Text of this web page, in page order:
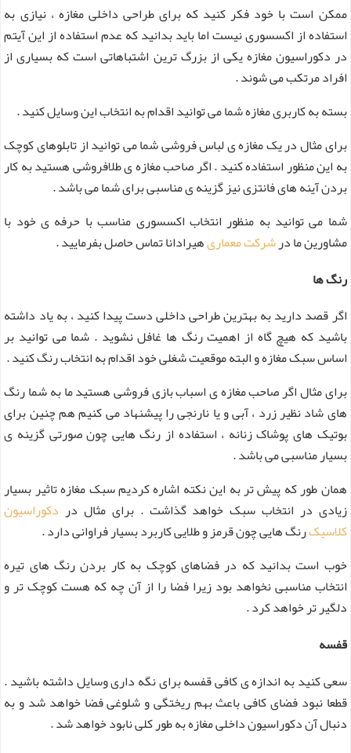
ممکن است با خود فکر کنید که برای طراحی داخلی مغازه ، نیازی به
استفاده از اکسسوری نیست اما باید بدانید که عدم استفاده از این آیتم
در دکوراسیون مغازه یکی از بزرگ ترین اشتباهاتی است که بسیاری از
افراد مرتکب می شوند .
بسته به کاربری مغازه شما می توانید اقدام به انتخاب این وسایل کنید .
برای مثال در یک مغازه ی لباس فروشی شما می توانید از تابلوهای کوچک
به این منظور استفاده کنید . اگر صاحب مغازه ی طلافروشی هستید به کار
بردن آینه های فانتزی نیز گزینه ی مناسبی برای شما می باشد .
شما می توانید به منظور انتخاب اکسسوری مناسب با حرفه ی خود با
مشاورین ما درشرکت معماریهیرادانا تماس حاصل بفرمایید .
رنگ ها
اگر قصد دارید به بهترین طراحی داخلی دست پیدا کنید ، به یاد داشته
باشید که هیچ گاه از اهمیت رنگ ها غافل نشوید . شما می توانید بر
اساس سبک مغازه و البته موقعیت شغلی خود اقدام به انتخاب رنگ کنید .
برای مثال اگر صاحب مغازه ی اسباب بازی فروشی هستید ما به شما رنگ
های شاد نظیر زرد ، آبی و یا نارنجی را پیشنهاد می کنیم هم چنین برای
بوتیک های پوشاک زنانه ، استفاده از رنگ هایی چون صورتی گزینه ی
بسیار مناسبی می باشد .
همان طور که پیش تر به این نکته اشاره کردیم سبک مغازه تاثیر بسیار
زیادی در انتخاب سبک خواهد گذاشت . برای مثال در دکوراسیون
کلاسیکرنگ هایی چون قرمز و طلایی کاربرد بسیار فراوانی دارد .
خوب است بدانید که در فضاهای کوچک به کار بردن رنگ های تیره
انتخاب مناسبی نخواهد بود زیرا فضا را از آن چه که هست کوچک تر و
دلگیر تر خواهد کرد .
قفسه
سعی کنید به اندازه ی کافی قفسه برای نگه داری وسایل داشته باشید .
قطعا نبود فضای کافی باعث بهم ریختگی و شلوغی فضا خواهد شد و به
دنبال آن دکوراسیون داخلی مغازه به طور کلی نابود خواهد شد .